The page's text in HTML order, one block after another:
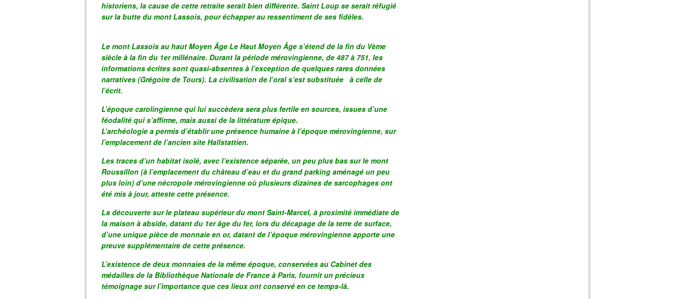
historiens, la cause de cette retraite serait bien différente. Saint Loup se serait réfugié
sur la butte du mont Lassois, pour échapper au ressentiment de ses fidèles.
Le mont Lassois au haut Moyen Âge Le Haut Moyen Âge s’étend de la fin du Vème
siècle à la fin du 1er millénaire. Durant la période mérovingienne, de 487 à 751, les
informations écrites sont quasi-absentes à l’exception de quelques rares données
narratives (Grégoire de Tours). La civilisation de l’oral s’est substituée à celle de
l’écrit.
L’époque carolingienne qui lui succèdera sera plus fertile en sources, issues d’une
féodalité qui s’affirme, mais aussi de la littérature épique.
L’archéologie a permis d’établir une présence humaine à l’époque mérovingienne, sur
l’emplacement de l’ancien site Hallstattien.
Les traces d’un habitat isolé, avec l’existence séparée, un peu plus bas sur le mont
Roussillon (à l’emplacement du château d’eau et du grand parking aménagé un peu
plus loin) d’une nécropole mérovingienne où plusieurs dizaines de sarcophages ont
été mis à jour, atteste cette présence.
La découverte sur le plateau supérieur du mont Saint-Marcel, à proximité immédiate de
la maison à abside, datant du 1er âge du fer, lors du décapage de la terre de surface,
d’une unique pièce de monnaie en or, datant de l’époque mérovingienne apporte une
preuve supplémentaire de cette présence.
L’existence de deux monnaies de la même époque, conservées au Cabinet des
médailles de la Bibliothèque Nationale de France à Paris, fournit un précieux
témoignage sur l’importance que ces lieux ont conservé en ce temps-là.